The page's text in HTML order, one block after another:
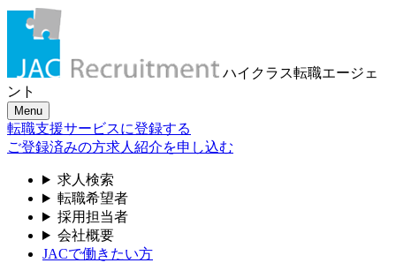
ハイクラス転職エージェ
ント
Menu
転職支援サービスに登録する
ご登録済みの方求人紹介を申し込む
求人検索
転職希望者
採用担当者
会社概要
JACで働きたい方